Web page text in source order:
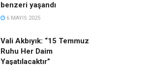
benzeri yaşandı
6 MAYIS 2025
Vali Akbıyık: “15 Temmuz
Ruhu Her Daim
Yaşatılacaktır”